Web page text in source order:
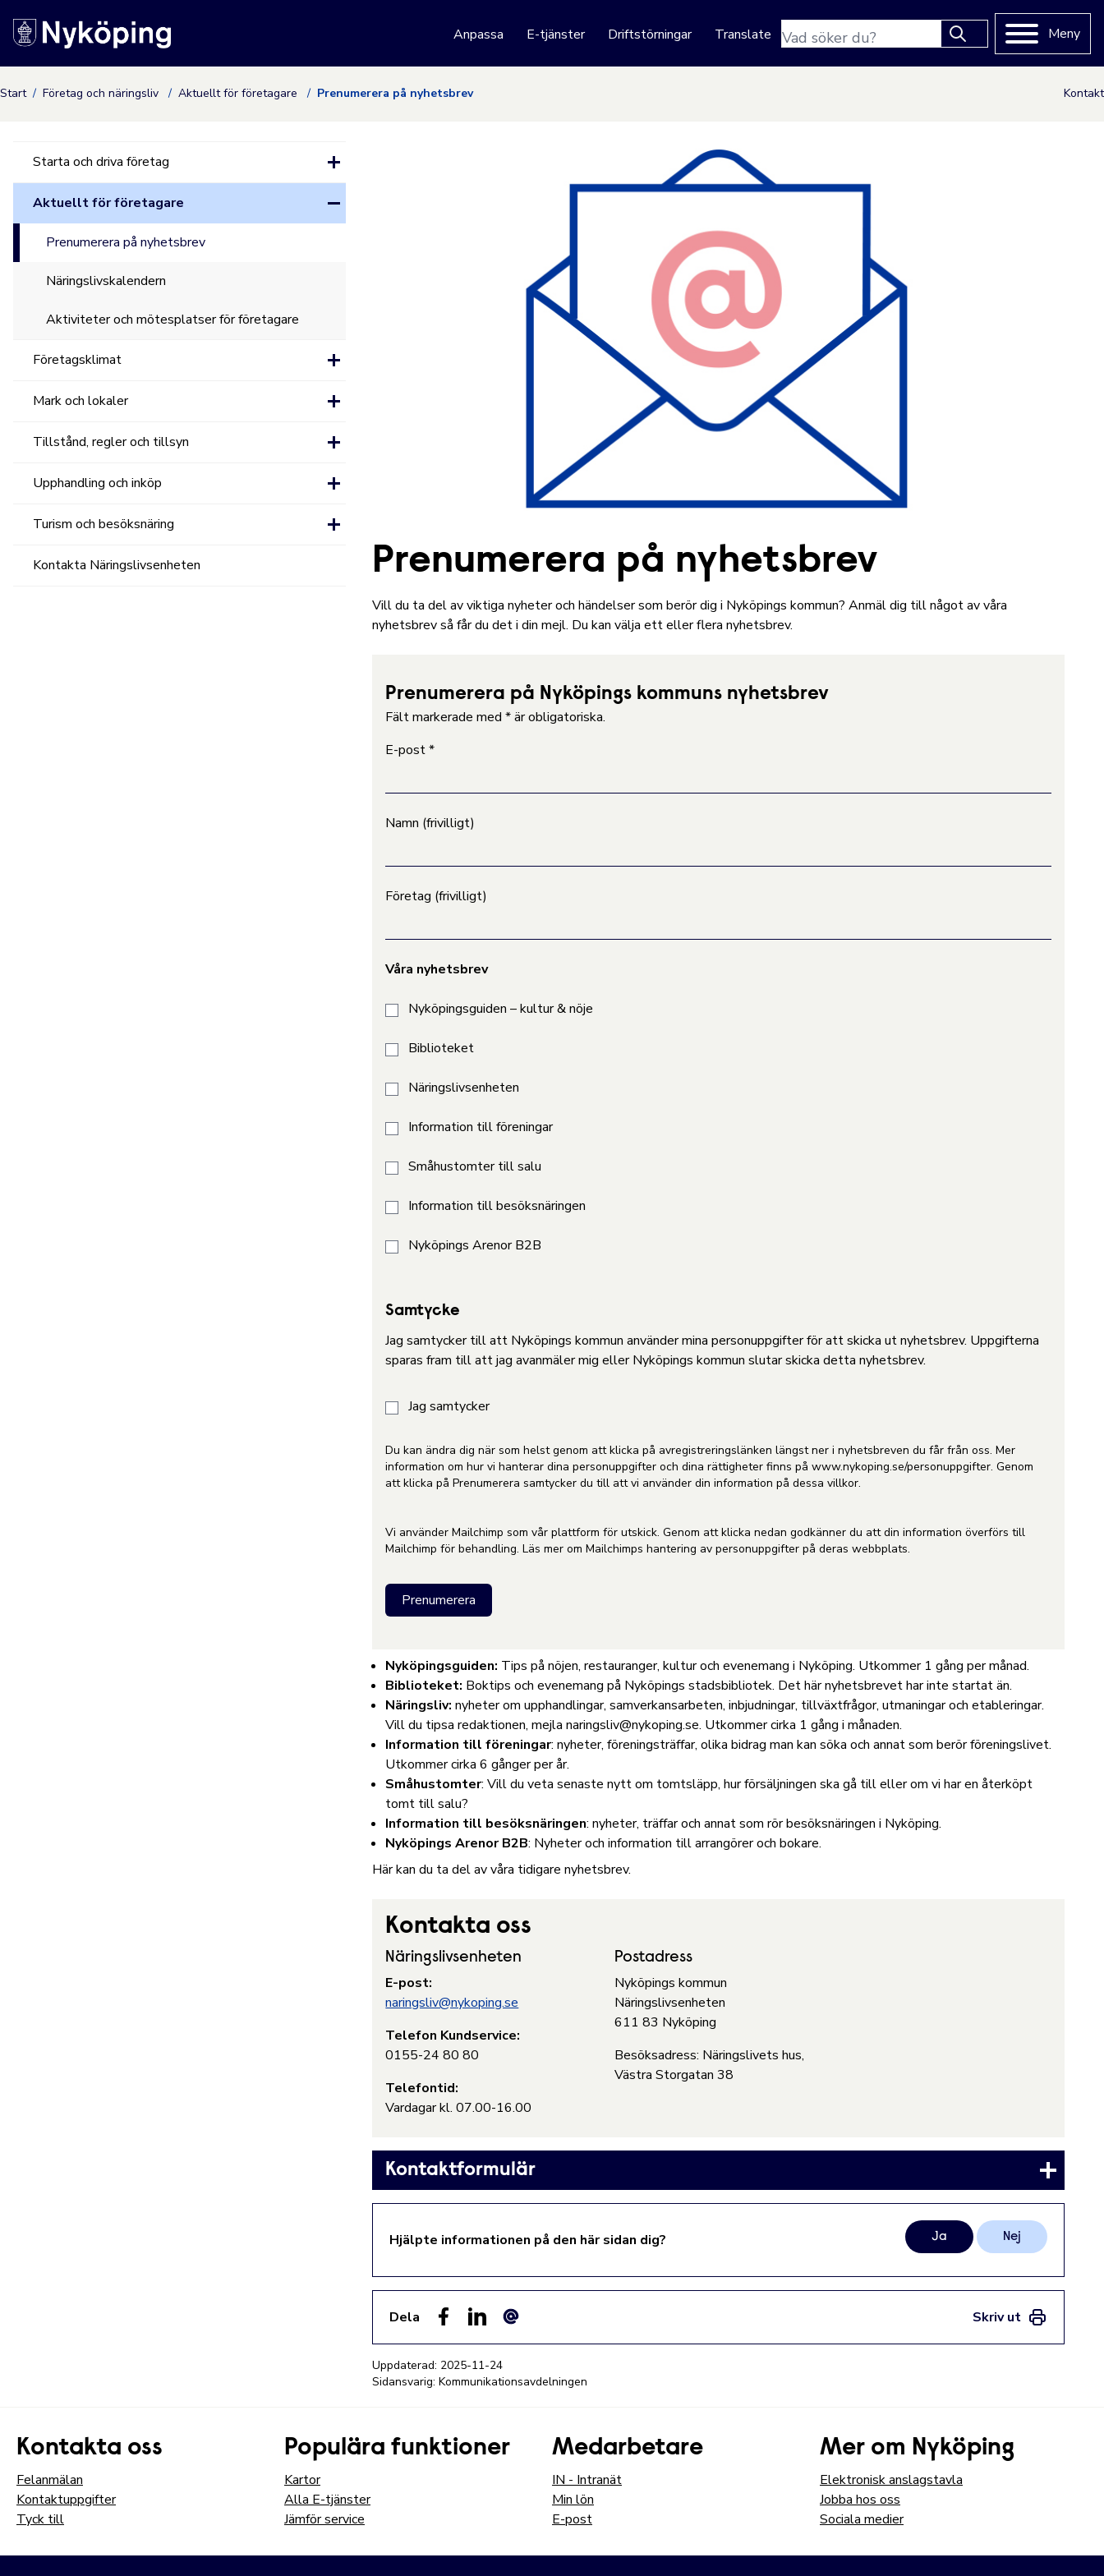
Nyköpings kommuns webbplats
Anpassa E-tjänster Driftstörningar Translate
Sökfras
Meny
Start Företag och näringsliv Aktuellt för företagare Prenumerera på nyhetsbrev Kontakt
Prenumerera på nyhetsbrev
Vill du ta del av viktiga nyheter och händelser som berör dig i Nyköpings kommun? Anmäl dig till något av våra
nyhetsbrev så får du det i din mejl. Du kan välja ett eller flera nyhetsbrev.
Prenumerera på Nyköpings kommuns nyhetsbrev
Fält markerade med*är obligatoriska.
E-post*
Namn (frivilligt)
Företag (frivilligt)
Våra nyhetsbrev
Nyköpingsguiden – kultur & nöje
Biblioteket
Näringslivsenheten
Information till föreningar
Småhustomter till salu
Information till besöksnäringen
Nyköpings Arenor B2B
Samtycke
Jag samtycker till att Nyköpings kommun använder mina personuppgifter för att skicka ut nyhetsbrev. Uppgifterna
sparas fram till att jag avanmäler mig eller Nyköpings kommun slutar skicka detta nyhetsbrev.
Jag samtycker
Du kan ändra dig när som helst genom att klicka på avregistreringslänken längst ner i nyhetsbreven du får från oss. Mer
information om hur vi hanterar dina personuppgifter och dina rättigheter finns påwww.nykoping.se/personuppgifter. Genom
att klicka på Prenumerera samtycker du till att vi använder din information på dessa villkor.
Vi använder Mailchimp som vår plattform för utskick. Genom att klicka nedan godkänner du att din information överförs till
Mailchimp för behandling. Läs mer om Mailchimps hantering av personuppgifter påderas webbplats.
Nyköpingsguiden: Tips på nöjen, restauranger, kultur och evenemang i Nyköping. Utkommer 1 gång per månad.
Biblioteket: Boktips och evenemang på Nyköpings stadsbibliotek. Det här nyhetsbrevet har inte startat än.
Näringsliv: nyheter om upphandlingar, samverkansarbeten, inbjudningar, tillväxtfrågor, utmaningar och etableringar.
Vill du tipsa redaktionen, mejlanaringsliv@nykoping.se. Utkommer cirka 1 gång i månaden.
Information till föreningar: nyheter, föreningsträffar, olika bidrag man kan söka och annat som berör föreningslivet.
Utkommer cirka 6 gånger per år.
Småhustomter: Vill du veta senaste nytt om tomtsläpp, hur försäljningen ska gå till eller om vi har en återköpt
tomt till salu?
Information till besöksnäringen: nyheter, träffar och annat som rör besöksnäringen i Nyköping.
Nyköpings Arenor B2B: Nyheter och information till arrangörer och bokare.
Här kan du ta del av våra tidigare nyhetsbrev.
Kontakta oss
Näringslivsenheten
E-post:
naringsliv@nykoping.se
Telefon Kundservice:
0155-24 80 80
Telefontid:
Vardagar kl. 07.00-16.00
Postadress
Nyköpings kommun
Näringslivsenheten
611 83 Nyköping
Besöksadress: Näringslivets hus,
Västra Storgatan 38
Kontaktformulär
Hjälpte informationen på den här sidan dig? Ja Nej
Dela
Skriv ut
Uppdaterad: 2025-11-24
Sidansvarig: Kommunikationsavdelningen
Starta och driva företag
Aktuellt för företagare
Prenumerera på nyhetsbrev
Näringslivskalendern
Aktiviteter och mötesplatser för företagare
Företagsklimat
Mark och lokaler
Tillstånd, regler och tillsyn
Upphandling och inköp
Turism och besöksnäring
Kontakta Näringslivsenheten
Kontakta oss
Felanmälan
Kontaktuppgifter
Tyck till
Populära funktioner
Kartor
Alla E-tjänster
Jämför service
Medarbetare
IN - Intranät
Min lön
E-post
Mer om Nyköping
Elektronisk anslagstavla
Jobba hos oss
Sociala medier